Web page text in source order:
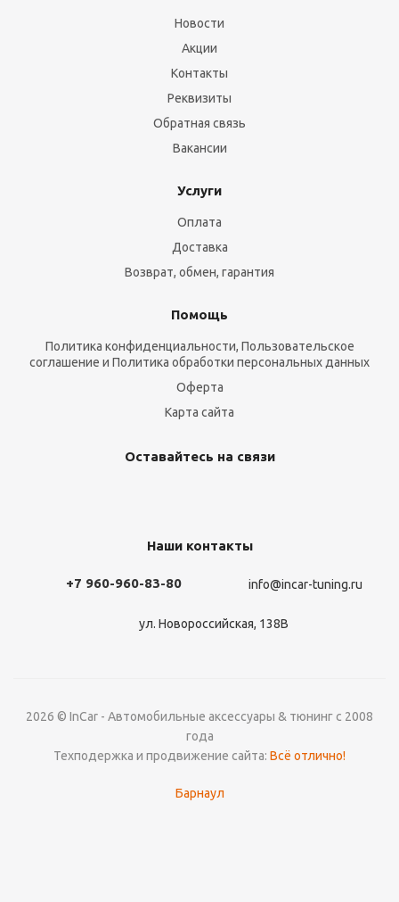
Новости
Акции
Контакты
Реквизиты
Обратная связь
Вакансии
Услуги
Оплата
Доставка
Возврат, обмен, гарантия
Помощь
Политика конфиденциальности, Пользовательское
соглашение и Политика обработки персональных данных
Оферта
Карта сайта
Оставайтесь на связи
Наши контакты
+7 960-960-83-80 info@incar-tuning.ru
ул. Новороссийская, 138В
2026 © InCar - Автомобильные аксессуары & тюнинг с 2008
года
Техподержка и продвижение сайта: Всё отлично!
Барнаул